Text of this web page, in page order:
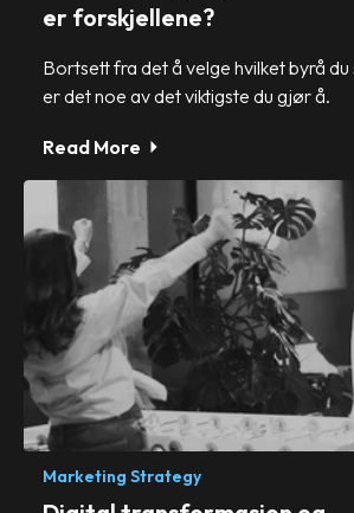
er forskjellene?
Bortsett fra det å velge hvilket byrå du
er det noe av det viktigste du gjør å.
Read More
Marketing Strategy